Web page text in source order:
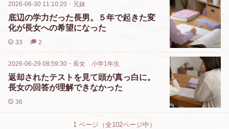
2026-06-30 11:10:20 ・ 兄妹
底辺の学力だった長男。５年で起きた変
化が長女への希望になった
33 2
2026-06-29 08:59:30 ・ 長女 小学1年生
返却されたテストを見て頭が真っ白に。
長女の回答が理解できなかった
36
1 ページ（全102ページ中）